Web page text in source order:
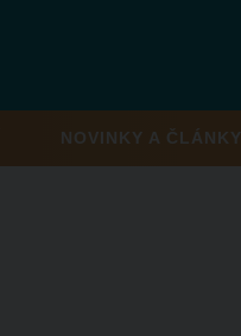
NOVINKY A ČLÁNKY